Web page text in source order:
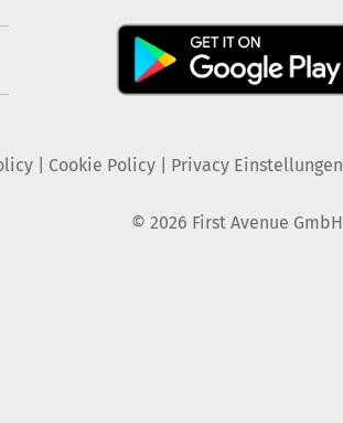
| Cookie Policy| Privacy Einstellungen
© 2026 First Avenue GmbH